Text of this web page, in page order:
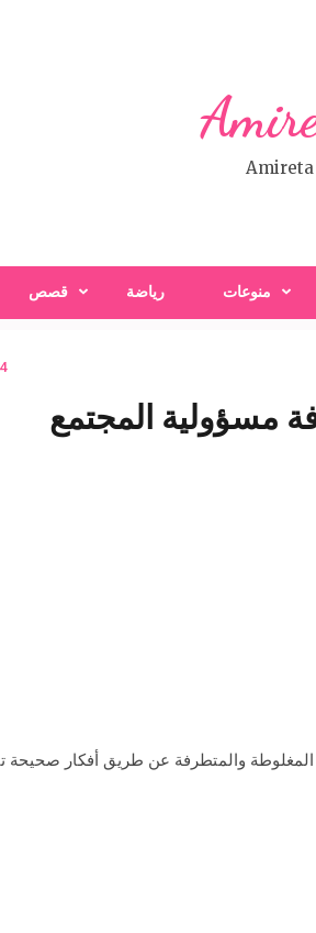
Amireta
منوعات رياضة قصص
2017
مسؤولية المجتمع
والمتطرفة عن طريق أفكار صحيحة